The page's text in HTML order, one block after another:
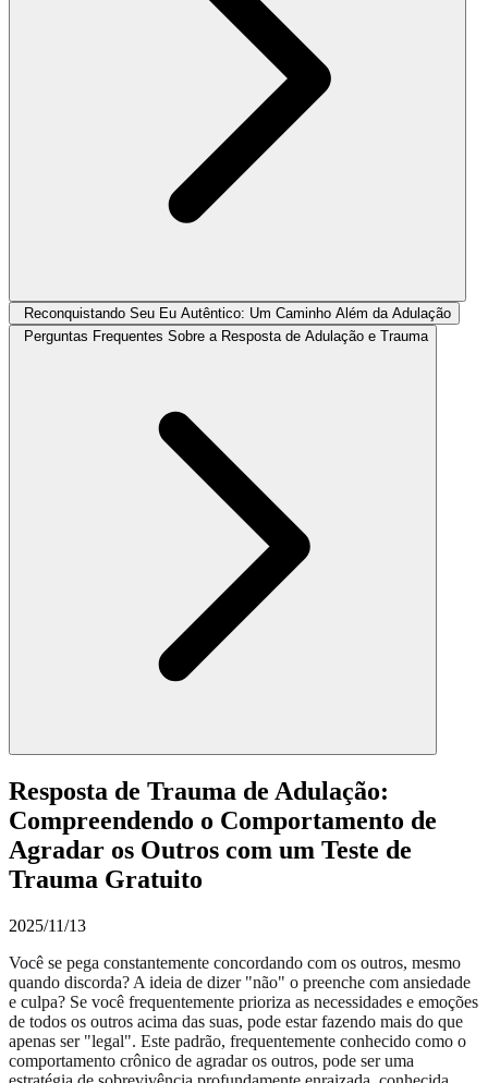
Reconquistando Seu Eu Autêntico: Um Caminho Além da Adulação
Perguntas Frequentes Sobre a Resposta de Adulação e Trauma
Resposta de Trauma de Adulação:
Compreendendo o Comportamento de
Agradar os Outros com um Teste de
Trauma Gratuito
2025/11/13
Você se pega constantemente concordando com os outros, mesmo
quando discorda? A ideia de dizer "não" o preenche com ansiedade
e culpa? Se você frequentemente prioriza as necessidades e emoções
de todos os outros acima das suas, pode estar fazendo mais do que
apenas ser "legal". Este padrão, frequentemente conhecido como o
comportamento crônico de agradar os outros, pode ser uma